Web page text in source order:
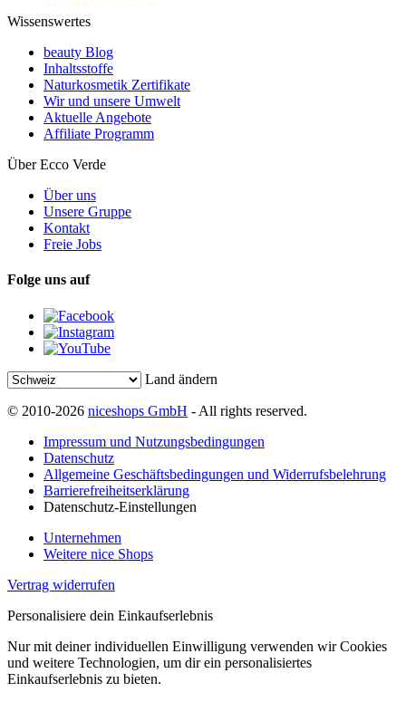
Wissenswertes
beauty Blog
Inhaltsstoffe
Naturkosmetik Zertifikate
Wir und unsere Umwelt
Aktuelle Angebote
Affiliate Programm
Über Ecco Verde
Über uns
Unsere Gruppe
Kontakt
Freie Jobs
Folge uns auf
Land ändern
© 2010-2026 niceshops GmbH - All rights reserved.
Impressum und Nutzungsbedingungen
Datenschutz
Allgemeine Geschäftsbedingungen und Widerrufsbelehrung
Barrierefreiheitserklärung
Datenschutz-Einstellungen
Unternehmen
Weitere nice Shops
Vertrag widerrufen
Personalisiere dein Einkaufserlebnis
Nur mit deiner individuellen Einwilligung verwenden wir Cookies
und weitere Technologien, um dir ein personalisiertes
Einkaufserlebnis zu bieten.